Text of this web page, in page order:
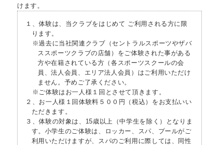
けます。
１、体験は、当クラブをはじめて ご利用される方に限
ります。
※過去に当社関連クラブ（セントラルスポーツやザバ
ススポーツクラブの店舗）をご体験された事がある
方や在籍されている方（各スポーツスクールの会
員、法人会員、エリア法人会員）はご利用いただけ
ません。予めご了承ください。
※ご体験はお一人様１回とさせて頂きます。
２、お一人様１回体験料５００円（税込）をお支払いい
ただきます。
３、体験の対象は、15歳以上（中学生を除く）となりま
す。小学生のご体験は、ロッカー、スパ、プールがご
利用いただけますが、スパのご利用に際しては、同性